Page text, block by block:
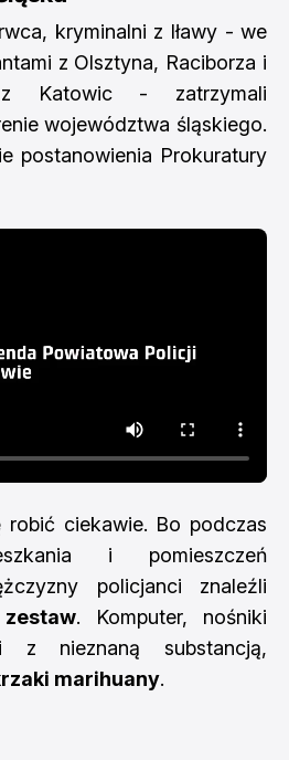
kryminalni z Iławy - we
z Olsztyna, Raciborza i
z Katowic - zatrzymali
województwa śląskiego.
postanowienia Prokuratury
ciekawie. Bo podczas
i pomieszczeń
policjanci znaleźli
. Komputer, nośniki
z nieznaną substancją,
marihuany.